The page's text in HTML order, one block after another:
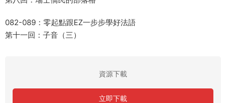
082-089：零起點跟EZ一步步學好法語
第十一回：子音（三）
資源下載
立即下載